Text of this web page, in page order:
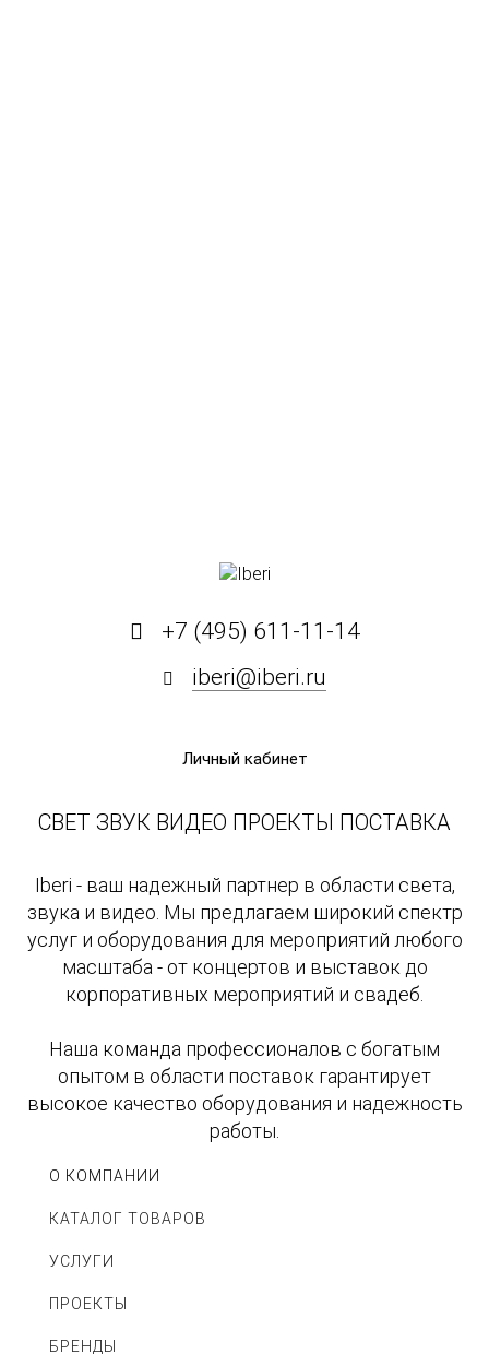
+7 (495) 611-11-14
iberi@iberi.ru
Личный кабинет
СВЕТ ЗВУК ВИДЕО ПРОЕКТЫ ПОСТАВКА
Iberi - ваш надежный партнер в области света,
звука и видео. Мы предлагаем широкий спектр
услуг и оборудования для мероприятий любого
масштаба - от концертов и выставок до
корпоративных мероприятий и свадеб.
Наша команда профессионалов с богатым
опытом в области поставок гарантирует
высокое качество оборудования и надежность
работы.
О КОМПАНИИ
КАТАЛОГ ТОВАРОВ
УСЛУГИ
ПРОЕКТЫ
БРЕНДЫ